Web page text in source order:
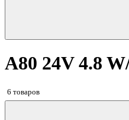
A80 24V 4.8
6 товаров